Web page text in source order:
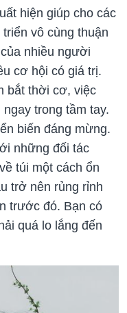
hiện giúp cho các
vô cùng thuận
nhiều người
cơ hội có giá trị.
bắt thời cơ, việc
trong tầm tay.
biến đáng mừng.
những đối tác
túi một cách ổn
trở nên rủng rỉnh
trước đó. Bạn có
quá lo lắng đến